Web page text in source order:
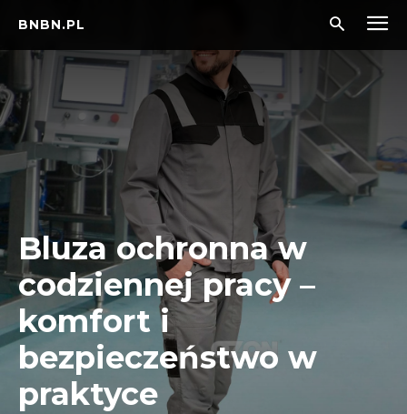
BNBN.PL
Bluza ochronna w
codziennej pracy –
komfort i
bezpieczeństwo w
praktyce